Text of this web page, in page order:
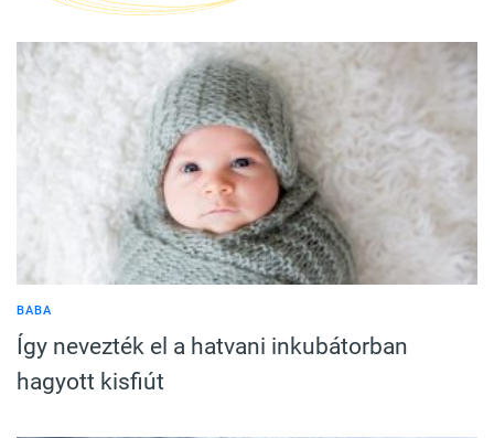
BABA
Így nevezték el a hatvani inkubátorban
hagyott kisfiút